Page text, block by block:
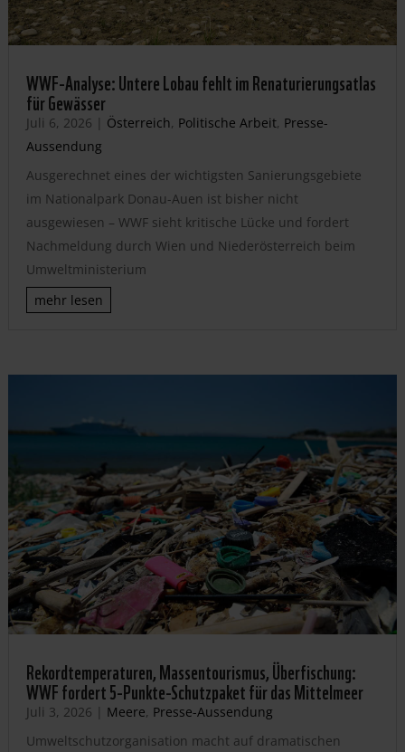
WWF-Analyse: Untere Lobau fehlt im Renaturierungsatlas
für Gewässer
Juli 6, 2026 | Österreich, Politische Arbeit, Presse-
Aussendung
Ausgerechnet eines der wichtigsten Sanierungsgebiete
im Nationalpark Donau-Auen ist bisher nicht
ausgewiesen – WWF sieht kritische Lücke und fordert
Nachmeldung durch Wien und Niederösterreich beim
Umweltministerium
mehr lesen
Rekordtemperaturen, Massentourismus, Überfischung:
WWF fordert 5-Punkte-Schutzpaket für das Mittelmeer
Juli 3, 2026 | Meere, Presse-Aussendung
Umweltschutzorganisation macht auf dramatischen